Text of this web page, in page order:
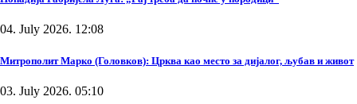
04. July 2026. 12:08
Митрополит Марко (Головков): Црква као место за дијалог, љубав и живот
03. July 2026. 05:10